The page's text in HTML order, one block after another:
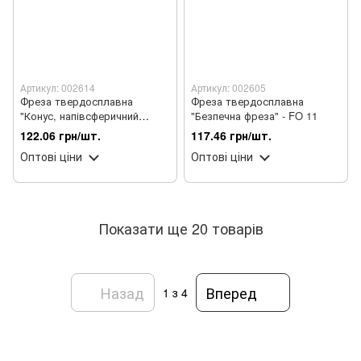
Артикул: 002614
Фреза твердосплавна
"Конус, напівсферичний
кінець" - 274 175 050 синя
122.06 грн/шт.
Оптові ціни
Артикул: 002605
Фреза твердосплавна
"Безпечна фреза" - FO 11
117.46 грн/шт.
Оптові ціни
Показати ще 20 товарів
Назад 1 з 4 Вперед